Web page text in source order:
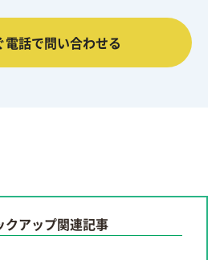
電話で問い合わせる
クアップ関連記事